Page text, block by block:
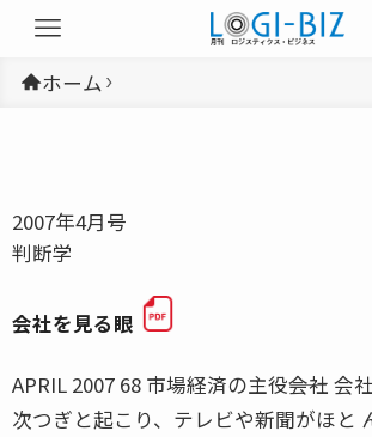
ホーム
2007年4月号
判断学
会社を見る眼
APRIL 2007 68 市場経済の主役――会社 会
次つぎと起こり、テレビや新聞がほと